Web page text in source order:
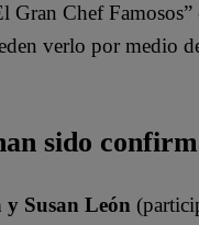
Gran Chef
verlo por medio
sido
Susan León